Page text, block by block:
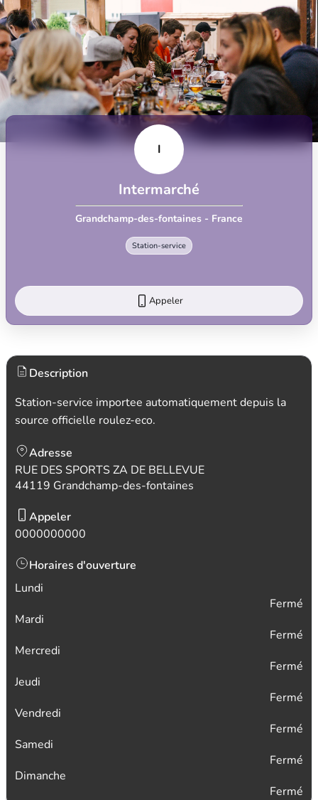
I
Intermarché
Grandchamp-des-fontaines - France
Station-service
Appeler
Description
Station-service importee automatiquement depuis la
source officielle roulez-eco.
Adresse
RUE DES SPORTS ZA DE BELLEVUE
44119 Grandchamp-des-fontaines
Appeler
0000000000
Horaires d'ouverture
Lundi
Fermé
Mardi
Fermé
Mercredi
Fermé
Jeudi
Fermé
Vendredi
Fermé
Samedi
Fermé
Dimanche
Fermé